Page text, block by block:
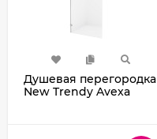
Душевая перегородка
New Trendy Avexa